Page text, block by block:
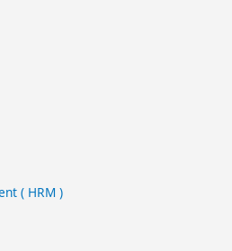
( HRM )